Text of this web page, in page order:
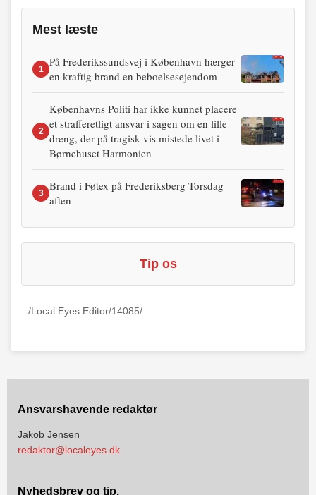
Mest læste
1
På Frederikssundsvej i København hærger
en kraftig brand en beboelsesejendom
2
Københavns Politi har ikke kunnet placere
et strafferetligt ansvar i sagen om en lille
dreng, der på tragisk vis mistede livet i
Børnehuset Harmonien
3
Brand i Føtex på Frederiksberg Torsdag
aften
Tip os
/Local Eyes Editor/14085/
Ansvarshavende redaktør
Jakob Jensen
redaktor@localeyes.dk
Nyhedsbrev og tip,